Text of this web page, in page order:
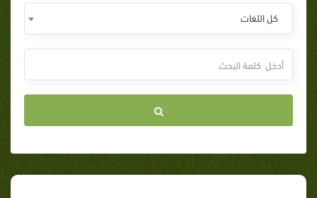
كل اللغات